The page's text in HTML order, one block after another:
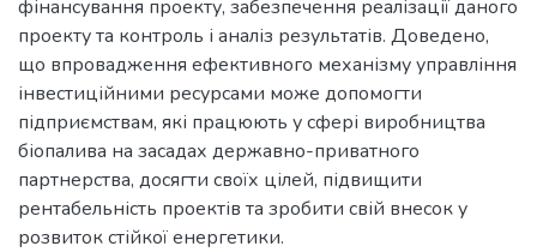
фінансування проекту, забезпечення реалізації даного
проекту та контроль і аналіз результатів. Доведено,
що впровадження ефективного механізму управління
інвестиційними ресурсами може допомогти
підприємствам, які працюють у сфері виробництва
біопалива на засадах державно-приватного
партнерства, досягти своїх цілей, підвищити
рентабельність проектів та зробити свій внесок у
розвиток стійкої енергетики.